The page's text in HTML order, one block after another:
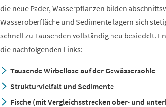
die neue Pader, Wasserpflanzen bilden
Wasseroberfläche und Sedimente lagern sich
schnell zu Tausenden vollständig neu besiedelt.
die nachfolgenden Links:
Tausende Wirbellose auf der Gewässersohle
Strukturvielfalt und Sedimente
Fische (mit Vergleichsstrecken ober- und